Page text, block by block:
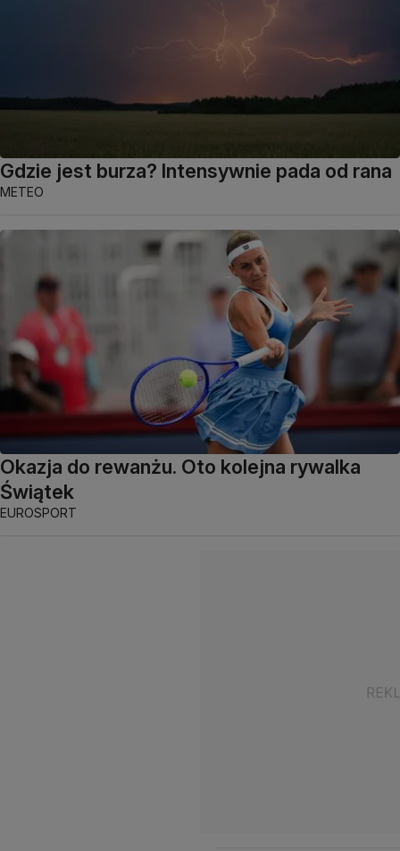
Gdzie jest burza? Intensywnie pada od rana
METEO
Okazja do rewanżu. Oto kolejna rywalka
Świątek
EUROSPORT